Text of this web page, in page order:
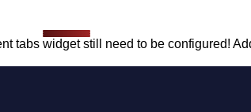
tabs widget still need to be configured!